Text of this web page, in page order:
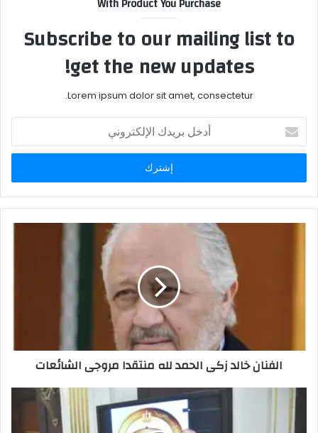
With Product You Purchase
Subscribe to our mailing list to
get the new updates!
Lorem ipsum dolor sit amet, consectetur.
أدخل
بريدك
الإلكتروني
الفنان خالد زكى الحمد لله منتقدا مروجى الشائعات